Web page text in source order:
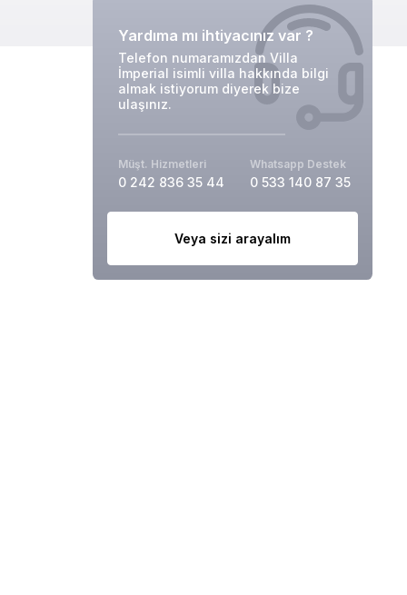
Yardıma mı ihtiyacınız var ?
Telefon numaramızdan Villa
İmperial isimli villa hakkında bilgi
almak istiyorum diyerek bize
ulaşınız.
Müşt. Hizmetleri
0 242 836 35 44
Whatsapp Destek
0 533 140 87 35
Veya sizi arayalım